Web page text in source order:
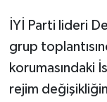
İYİ Parti lideri
grup
korumasındaki
rejim